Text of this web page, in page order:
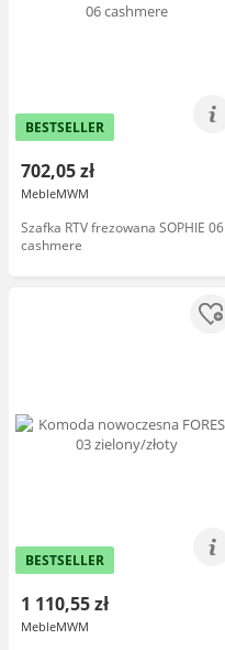
BESTSELLER
702,05 zł
MebleMWM
Szafka RTV frezowana SOPHIE 06
cashmere
BESTSELLER
1 110,55 zł
MebleMWM